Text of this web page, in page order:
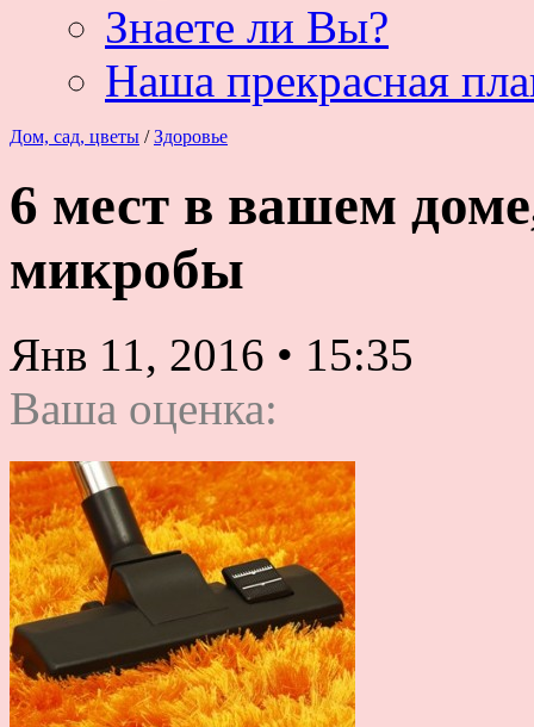
Знаете ли Вы?
Наша прекрасная
Дом, сад, цветы / Здоровье
6 мест в вашем
микробы
Янв 11, 2016 • 15:35
Ваша оценка: